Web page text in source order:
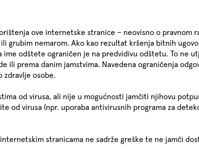
ove internetske stranice – neovisno o pravnom
grubim nemarom. Ako kao rezultat kršenja bitnih
ime odštete ograničen je na predvidivu odštetu. To ne
ili prema danim jamstvima. Navedena ograničenja
zdravlje osobe.
od virusa, ali nije u mogućnosti jamčiti njihovu
od virusa (npr. uporaba antivirusnih programa za
stranicama ne sadrže greške te ne jamči